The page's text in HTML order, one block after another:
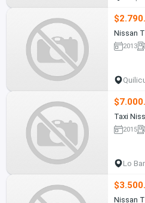
Nissan
2013
Taxi
2015
Lo
Nissan